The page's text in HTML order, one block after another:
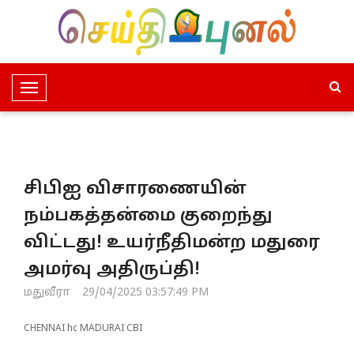
T
o
e
a
v
g
a
சிபிஐ விசாரணையின்
நம்பகத்தன்மை குறைந்து
விட்டது! உயர்நீதிமன்ற மதுரை
அமர்வு அதிருப்தி!
மதுவீரா 29/04/2025 03:57:49 PM
CHENNAI hc MADURAI CBI